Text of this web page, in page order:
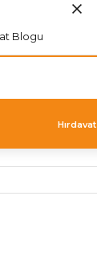
Blogu
Hırdavat